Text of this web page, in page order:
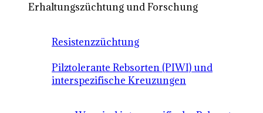
Erhaltungszüchtung und Forschung
Resistenzzüchtung
Pilztolerante Rebsorten (PIWI) und
interspezifische Kreuzungen